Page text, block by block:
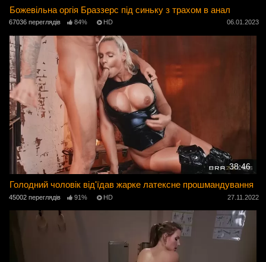
Божевільна оргія Браззерс під синьку з трахом в анал
67036 переглядів 84% HD 06.01.2023
38:46
Голодний чоловік від'їдав жарке латексне прошмандування
45002 переглядів 91% HD 27.11.2022